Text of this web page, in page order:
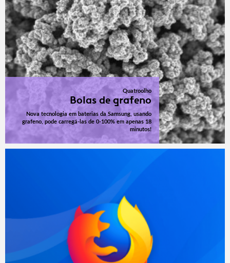
Quatroolho
Bolas de grafeno
Nova tecnologia em baterias da Samsung, usando
grafeno, pode carregá-las de 0-100% em apenas 18
minutos!